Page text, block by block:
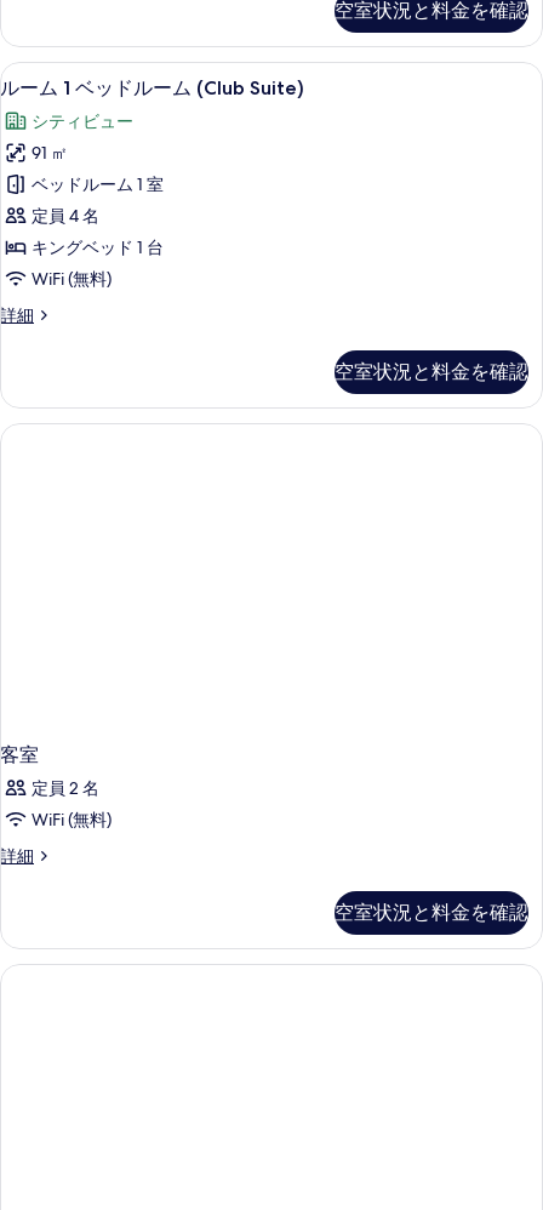
て
の
写
真
を
表
示
す
る
細
ベ
ッ
ド
ル
ー
ム
の
す
べ
て
真
を
ス
イ
ー
ベ
ッ
ド
ル
ー
ム
の
細
空室状況と料金を確認
ル
ー
ム
1
ベ
ッ
ド
ル
ー
Suite)
の
す
る
ミニバー、セーフティボックス (室
8
ルーム 1 ベッドルーム (Club Suite)
シティビュー
91 ㎡
ベッドルーム 1 室
定員 4 名
キングベッド 1 台
WiFi (無料)
詳細
ル
ベ
ッ
ド
空室状況と料金を確認
客室
定員 2 名
WiFi (無料)
詳細
客
細
空室状況と料金を確認